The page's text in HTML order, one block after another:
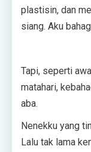
plastisin, dan
siang. Aku
Tapi, seperti
matahari,
aba.
Nenekku yang
Lalu tak lama